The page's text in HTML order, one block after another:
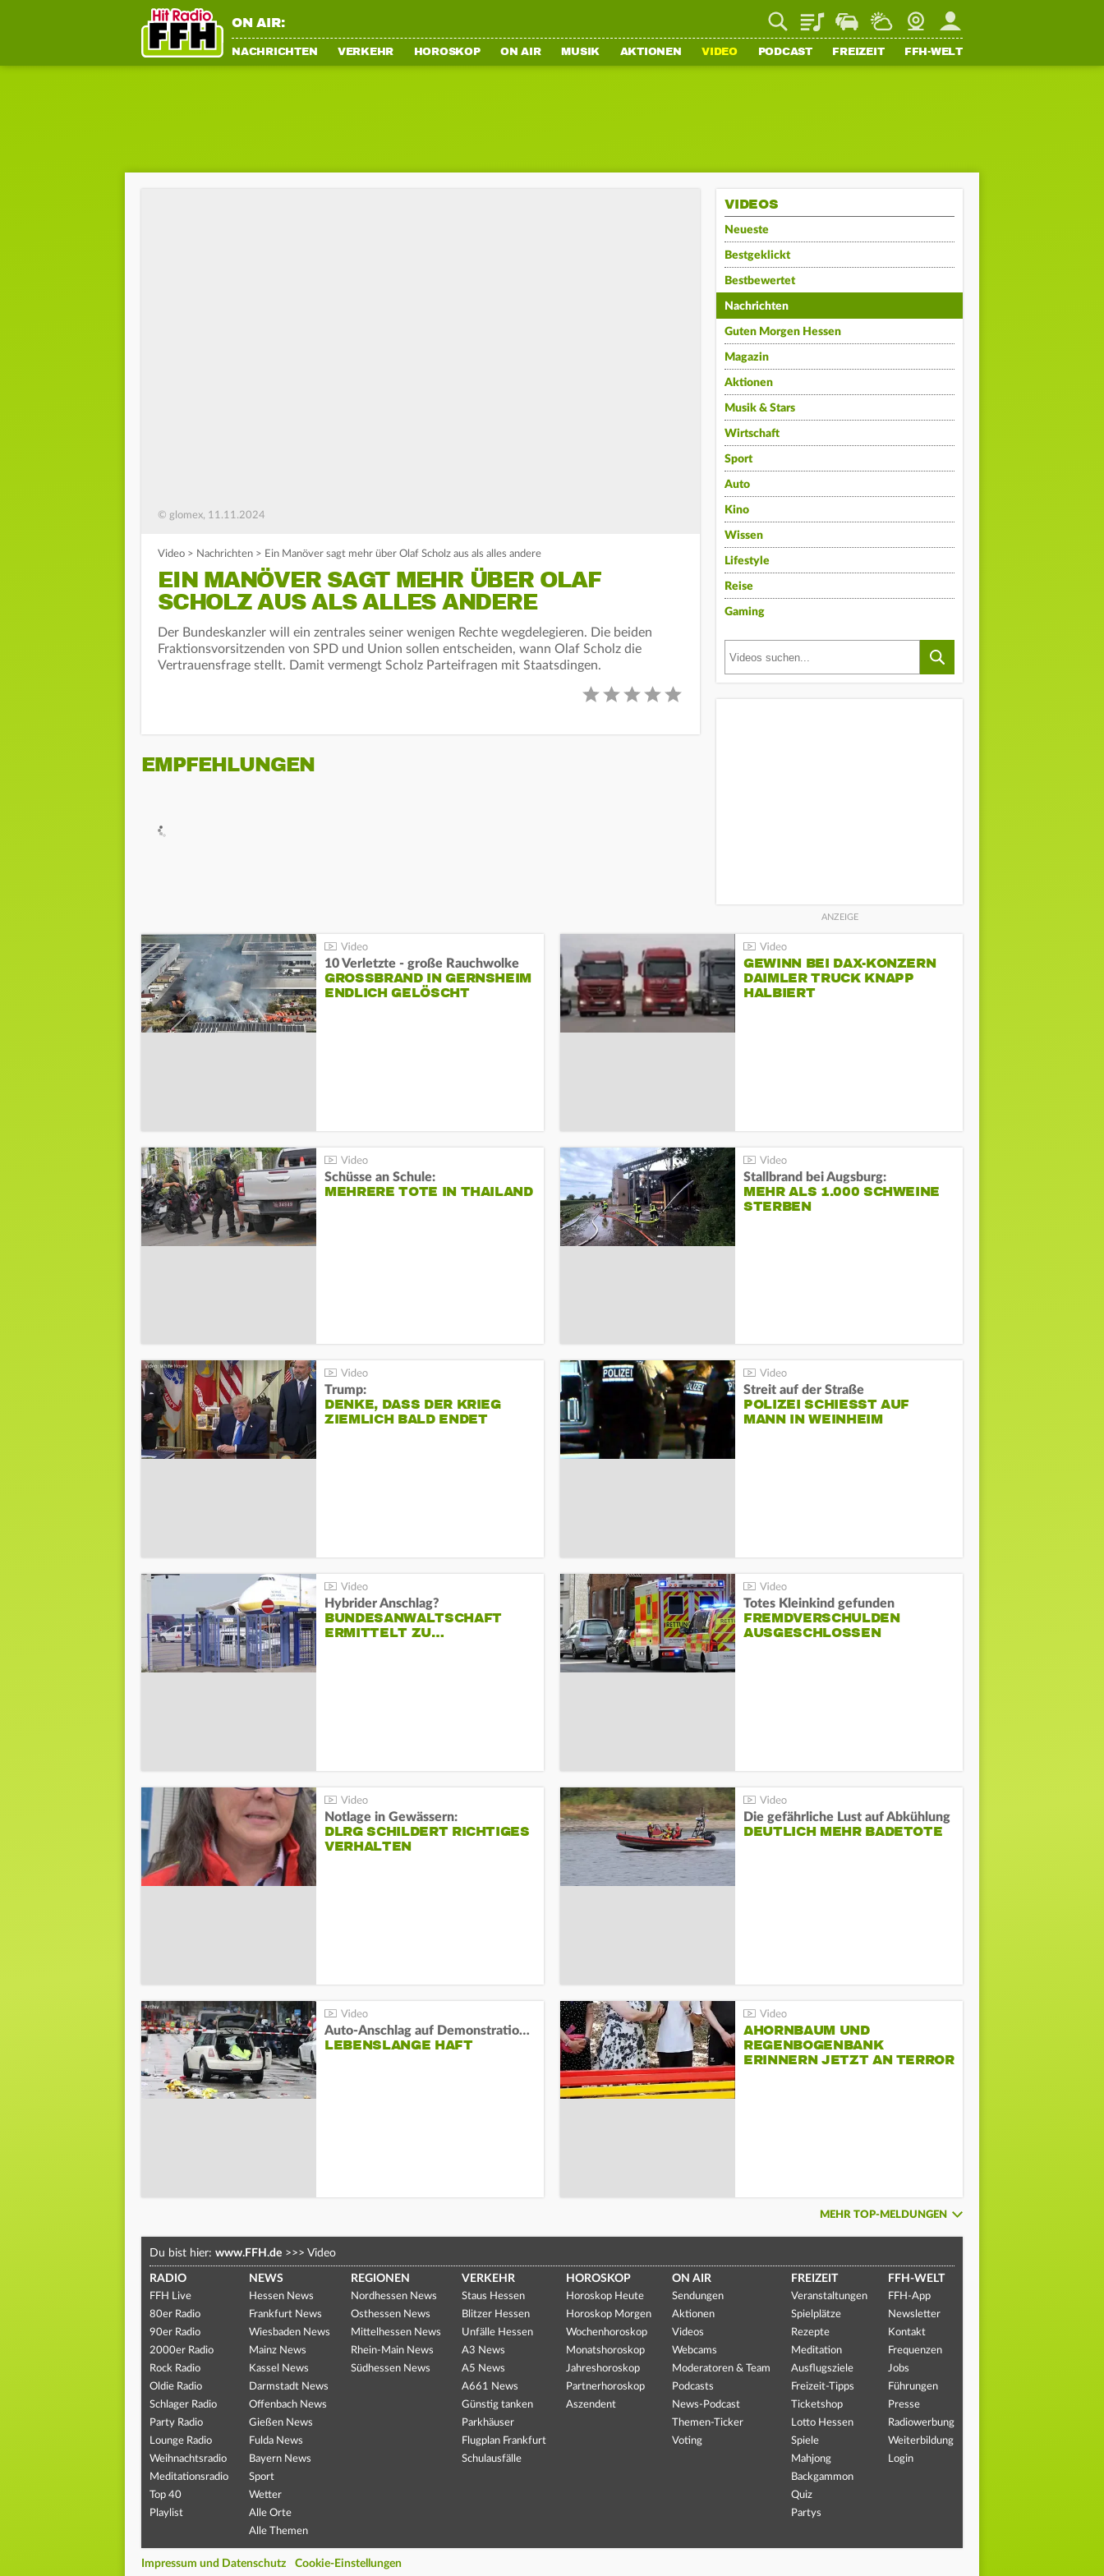
ON AIR: PlaylistStaupilotWetterWebcamMein FFH
NACHRICHTEN VERKEHR HOROSKOP ON AIR MUSIK AKTIONEN VIDEO PODCAST FREIZEIT FFH-WELT
© glomex, 11.11.2024
Video > Nachrichten > Ein Manöver sagt mehr über Olaf Scholz aus als alles andere
EIN MANÖVER SAGT MEHR ÜBER OLAF
SCHOLZ AUS ALS ALLES ANDERE
Der Bundeskanzler will ein zentrales seiner wenigen Rechte wegdelegieren. Die beiden
Fraktionsvorsitzenden von SPD und Union sollen entscheiden, wann Olaf Scholz die
Vertrauensfrage stellt. Damit vermengt Scholz Parteifragen mit Staatsdingen.
EMPFEHLUNGEN
VIDEOS
Neueste
Bestgeklickt
Bestbewertet
Nachrichten
Guten Morgen Hessen
Magazin
Aktionen
Musik & Stars
Wirtschaft
Sport
Auto
Kino
Wissen
Lifestyle
Reise
Gaming
10 Verletzte - große Rauchwolke
GROSSBRAND IN GERNSHEIM E
NDLICH GELÖSCHT
GEWINN BEI DAX-KONZERN
DAIMLER TRUCK KNAPP
HALBIERT
Schüsse an Schule:
MEHRERE TOTE IN THAILAND
Stallbrand bei Augsburg:
MEHR ALS 1.000 SCHWEINE
STERBEN
Trump:
DENKE, DASS DER KRIEG
ZIEMLICH BALD ENDET
Streit auf der Straße
POLIZEI SCHIESST AUF M
ANN IN WEINHEIM
Hybrider Anschlag?
BUNDESANWALTSCHAFT
ERMITTELT ZU…
Totes Kleinkind gefunden
FREMDVERSCHULDEN
AUSGESCHLOSSEN
Notlage in Gewässern:
DLRG SCHILDERT RICHTIGES
VERHALTEN
Die gefährliche Lust auf Abkühlung
DEUTLICH MEHR BADETOTE
Auto-Anschlag auf Demonstration in München:
LEBENSLANGE HAFT
AHORNBAUM UND
REGENBOGENBANK
ERINNERN JETZT AN TERROR
MEHR TOP-MELDUNGEN
Du bist hier: www.FFH.de >>> Video
RADIO
FFH Live
80er Radio
90er Radio
2000er Radio
Rock Radio
Oldie Radio
Schlager Radio
Party Radio
Lounge Radio
Weihnachtsradio
Meditationsradio
Top 40
Playlist
NEWS
Hessen News
Frankfurt News
Wiesbaden News
Mainz News
Kassel News
Darmstadt News
Offenbach News
Gießen News
Fulda News
Bayern News
Sport
Wetter
Alle Orte
Alle Themen
REGIONEN
Nordhessen News
Osthessen News
Mittelhessen News
Rhein-Main News
Südhessen News
VERKEHR
Staus Hessen
Blitzer Hessen
Unfälle Hessen
A3 News
A5 News
A661 News
Günstig tanken
Parkhäuser
Flugplan Frankfurt
Schulausfälle
HOROSKOP
Horoskop Heute
Horoskop Morgen
Wochenhoroskop
Monatshoroskop
Jahreshoroskop
Partnerhoroskop
Aszendent
ON AIR
Sendungen
Aktionen
Videos
Webcams
Moderatoren & Team
Podcasts
News-Podcast
Themen-Ticker
Voting
FREIZEIT
Veranstaltungen
Spielplätze
Rezepte
Meditation
Ausflugsziele
Freizeit-Tipps
Ticketshop
Lotto Hessen
Spiele
Mahjong
Backgammon
Quiz
Partys
FFH-WELT
FFH-App
Newsletter
Kontakt
Frequenzen
Jobs
Führungen
Presse
Radiowerbung
Weiterbildung
Login
Impressum und Datenschutz Cookie-Einstellungen